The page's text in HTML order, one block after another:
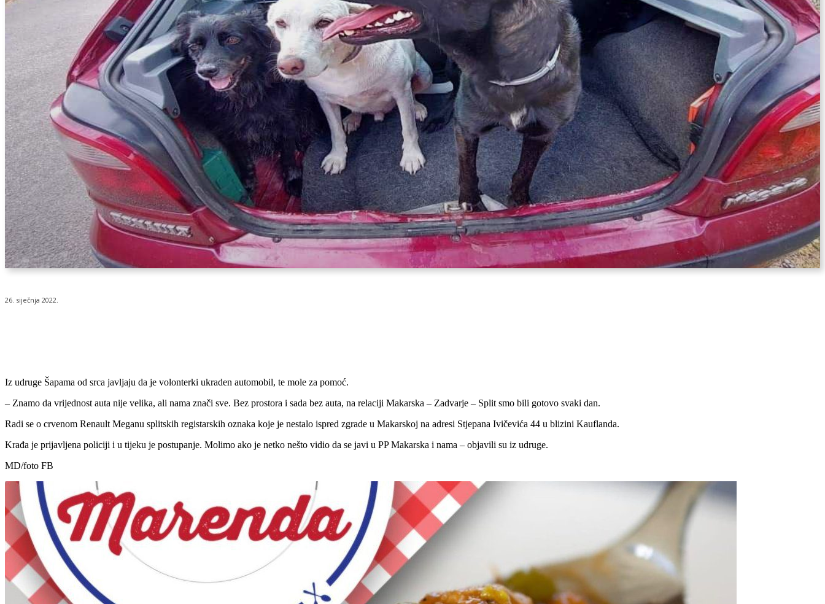
26. siječnja 2022.
Iz udruge Šapama od srca javljaju da je volonterki ukraden automobil, te mole za pomoć.
– Znamo da vrijednost auta nije velika, ali nama znači sve. Bez prostora i sada bez auta, na relaciji Makarska – Zadvarje – Split smo bili gotovo svaki dan.
Radi se o crvenom Renault Meganu splitskih registarskih oznaka koje je nestalo ispred zgrade u Makarskoj na adresi Stjepana Ivičevića 44 u blizini Kauflanda.
Krađa je prijavljena policiji i u tijeku je postupanje. Molimo ako je netko nešto vidio da se javi u PP Makarska i nama – objavili su iz udruge.
MD/foto FB